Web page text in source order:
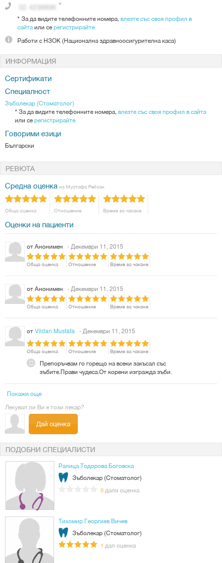
* За да видите телефонните номера, влезте със своя профил в
сайтаили серегистрирайте
Работи с НЗОК (Национална здравноосигурителна каса)
ИНФОРМАЦИЯ
Сертификати
Специалност
Зъболекар (Стоматолог)
* За да видите телефонните номера, влезте със своя профил в сайта
или серегистрирайте
Говорими езици
Български
РЕВЮТА
Средна оценка на Мустафа Рейхан
Обща оценка Отношение Време за чакане
Оценки на пациенти
отАнонимен - Декември 11, 2015
Обща оценка Отношение Време за чакане
отАнонимен - Декември 11, 2015
Обща оценка Отношение Време за чакане
отVildan Mustafa - Декември 11, 2015
Обща оценка Отношение Време за чакане
Препоръчвам го горещо на всеки закъсал със
зъбите.Прави чудеса.От корени изгражда зъби.
Покажи още
Лекувал ли Ви е този лекар?
Дай оценка
ПОДОБНИ СПЕЦИАЛИСТИ
Ралица Тодорова Боговска
Зъболекар (Стоматолог)
0 дали оценка
Тихомир Георгиев Вичев
Зъболекар (Стоматолог)
1 дал оценка